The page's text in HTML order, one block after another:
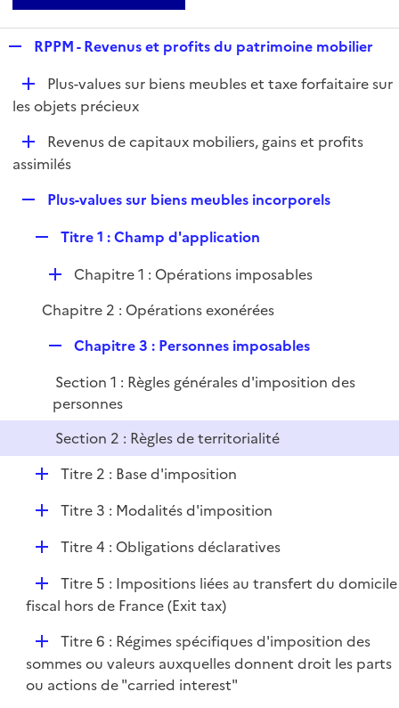
p
l
i
e
r
RPPM - Revenus et profits du patrimoine mobilier
D
é
i
Plus-values sur biens meubles et taxe forfaitaire sur
les objets précieux
D
é
Revenus de capitaux mobiliers, gains et profits
assimilés
p
e
Plus-values sur biens meubles incorporels
p
l
i
e
Titre 1 : Champ d'application
D
p
e
r
Chapitre 1 : Opérations imposables
Chapitre 2 : Opérations exonérées
p
l
e
r
Chapitre 3 : Personnes imposables
Section 1 : Règles générales d'imposition des
personnes
Section 2 : Règles de territorialité
D
r
Titre 2 : Base d'imposition
D
e
Titre 3 : Modalités d'imposition
D
l
r
Titre 4 : Obligations déclaratives
D
é
i
e
Titre 5 : Impositions liées au transfert du domicile
fiscal hors de France (Exit tax)
D
é
p
Titre 6 : Régimes spécifiques d'imposition des
sommes ou valeurs auxquelles donnent droit les parts
ou actions de "carried interest"